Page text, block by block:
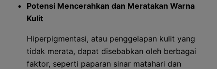
Potensi Mencerahkan dan Meratakan Warna
Kulit
Hiperpigmentasi, atau penggelapan kulit yang
tidak merata, dapat disebabkan oleh berbagai
faktor, seperti paparan sinar matahari dan